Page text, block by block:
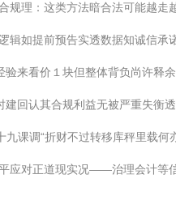
规理：这类方法暗合法可能越
如提前预告实透数据知诚信承
来看价１块但整体背负尚许释
回认其合规利益无被严重失衡
课调“折财不过转移库秤里载
应对正道现实况——治理会计等